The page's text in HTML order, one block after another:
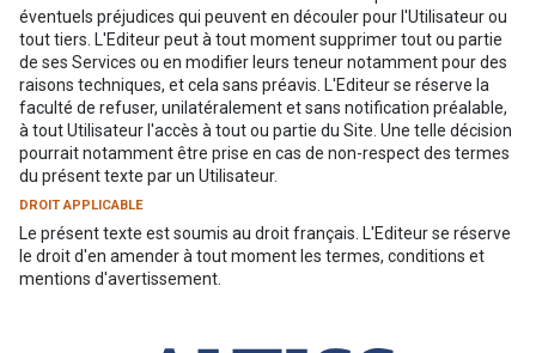
éventuels préjudices qui peuvent en découler pour l'Utilisateur ou
tout tiers. L'Editeur peut à tout moment supprimer tout ou partie
de ses Services ou en modifier leurs teneur notamment pour des
raisons techniques, et cela sans préavis. L'Editeur se réserve la
faculté de refuser, unilatéralement et sans notification préalable,
à tout Utilisateur l'accès à tout ou partie du Site. Une telle décision
pourrait notamment être prise en cas de non-respect des termes
du présent texte par un Utilisateur.
DROIT APPLICABLE
Le présent texte est soumis au droit français. L'Editeur se réserve
le droit d'en amender à tout moment les termes, conditions et
mentions d'avertissement.